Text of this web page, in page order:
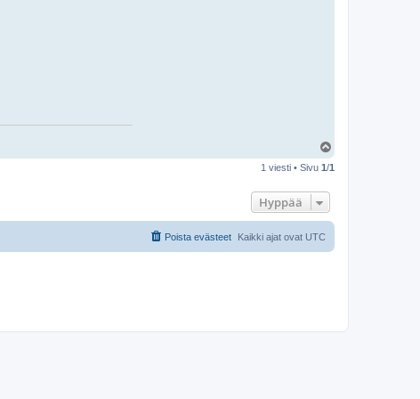
ö
1 viesti • Sivu 1 /1
Hyppää
Kaikki ajat ovat UTC
Poista evästeet